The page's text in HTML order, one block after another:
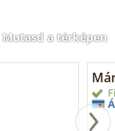
Mutasd a térképen